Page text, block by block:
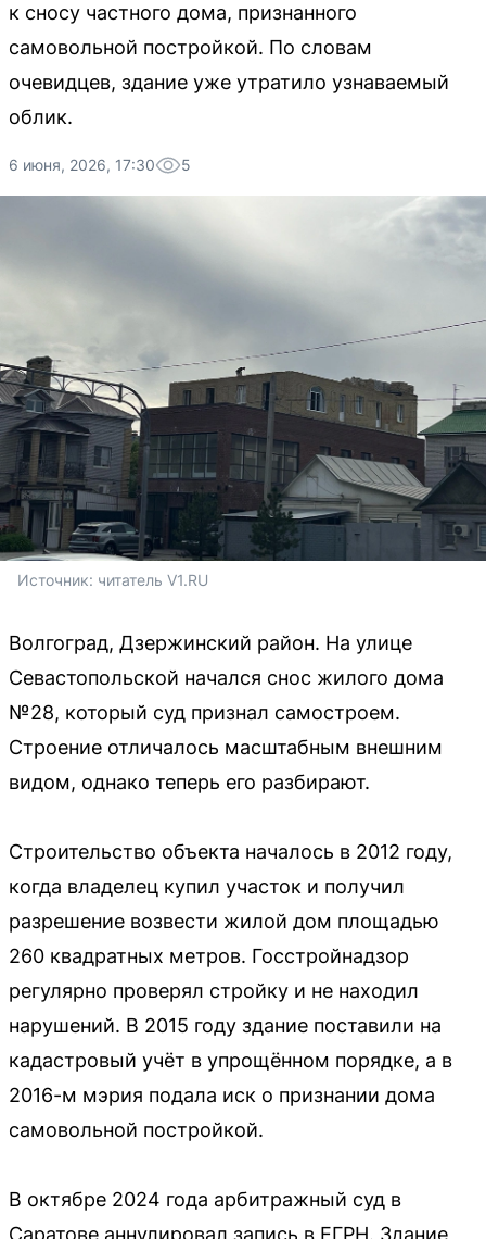
к сносу частного дома, признанного
самовольной постройкой. По словам
очевидцев, здание уже утратило узнаваемый
облик.
6 июня, 2026, 17:30 5
Источник: читатель V1.RU
Волгоград, Дзержинский район. На улице
Севастопольской начался снос жилого дома
№28, который суд признал самостроем.
Строение отличалось масштабным внешним
видом, однако теперь его разбирают.
Строительство объекта началось в 2012 году,
когда владелец купил участок и получил
разрешение возвести жилой дом площадью
260 квадратных метров. Госстройнадзор
регулярно проверял стройку и не находил
нарушений. В 2015 году здание поставили на
кадастровый учёт в упрощённом порядке, а в
2016-м мэрия подала иск о признании дома
самовольной постройкой.
В октябре 2024 года арбитражный суд в
Саратове аннулировал запись в ЕГРН. Здание